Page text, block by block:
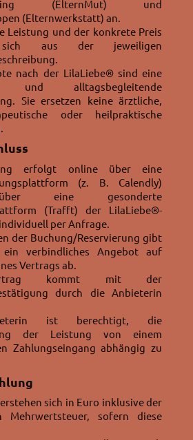
(ElternMut) und
(Elternwerkstatt) an.
Leistung und der konkrete Preis
sich aus der jeweiligen
nach der LilaLiebe® sind eine
und alltagsbegleitende
Sie ersetzen keine ärztliche,
oder heilpraktische
erfolgt online über eine
(z. B. Calendly)
eine gesonderte
(Trafft) der LilaLiebe®-
per Anfrage.
der Buchung/Reservierung gibt
verbindliches Angebot auf
Vertrags ab.
kommt mit der
durch die Anbieterin
ist berechtigt, die
der Leistung von einem
Zahlungseingang abhängig zu
sich in Euro inklusive der
Mehrwertsteuer, sofern diese